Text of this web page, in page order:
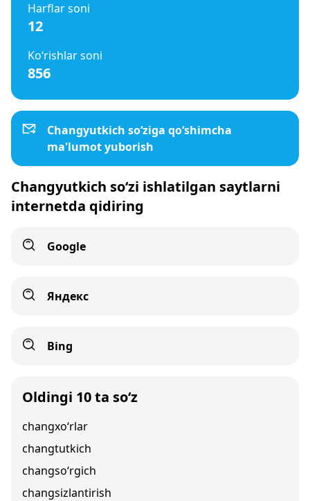
Harflar soni
12
Ko‘rishlar soni
856
Changyutkich so‘ziga qo‘shimcha
ma'lumot yuborish
Changyutkich so‘zi ishlatilgan saytlarni
internetda qidiring
Google
Яндекс
Bing
Oldingi 10 ta so‘z
changxo‘rlar
changtutkich
changso‘rgich
changsizlantirish